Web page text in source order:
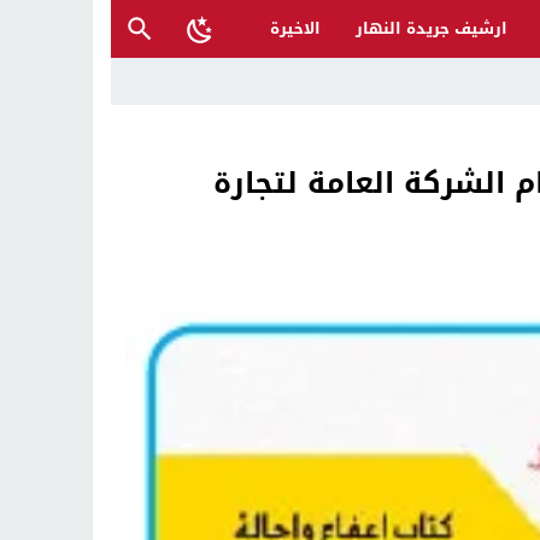
ارشيف جريدة النهار
الاخيرة
العامة لتجارة